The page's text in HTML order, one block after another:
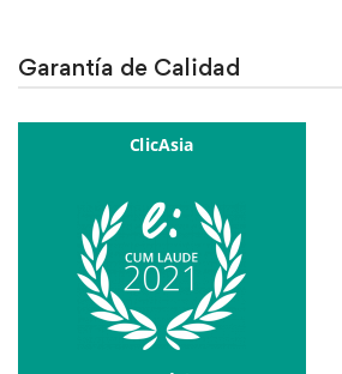
Garantía de Calidad